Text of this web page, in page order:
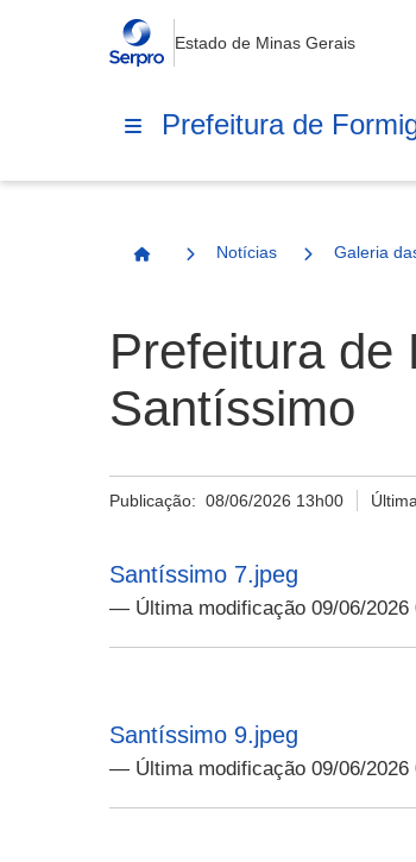
Estado de Minas Gerais
Prefeitura de
Página Inicial
Notícias Galeria
Prefeitura de
Santíssimo
Publicação: 08/06/2026 13h00
Santíssimo 7.jpeg
— Última modificação 09/06/2026
Santíssimo 9.jpeg
— Última modificação 09/06/2026